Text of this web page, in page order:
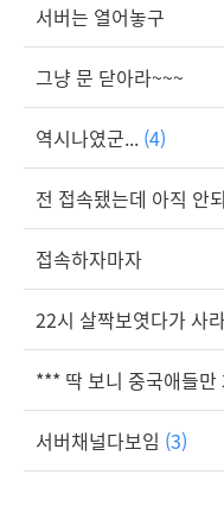
서버는 열어놓구
그냥 문 닫아라~~~
역시나였군... (4)
전 접속됐는데 아직 안
접속하자마자
22시 살짝보엿다가 사
*** 딱 보니 중국애들
서버채널다보임 (3)